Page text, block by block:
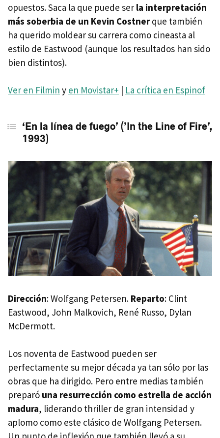
opuestos. Saca la que puede ser la interpretación
más soberbia de un Kevin Costnerque también
ha querido moldear su carrera como cineasta al
estilo de Eastwood (aunque los resultados han sido
bien distintos).
Ver en Filmin y en Movistar+ | La crítica en Espinof
‘En la línea de fuego’ (’In the Line of Fire’,
1993)
Dirección: Wolfgang Petersen. Reparto: Clint
Eastwood, John Malkovich, René Russo, Dylan
McDermott.
Los noventa de Eastwood pueden ser
perfectamente su mejor década ya tan sólo por las
obras que ha dirigido. Pero entre medias también
preparó una resurrección como estrella de acción
madura, liderando thriller de gran intensidad y
aplomo como este clásico de Wolfgang Petersen.